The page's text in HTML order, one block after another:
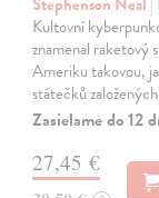
Kultovní
znamenal raketový
Ameriku takovou,
státečků
Zasielame do 12
27,45 €